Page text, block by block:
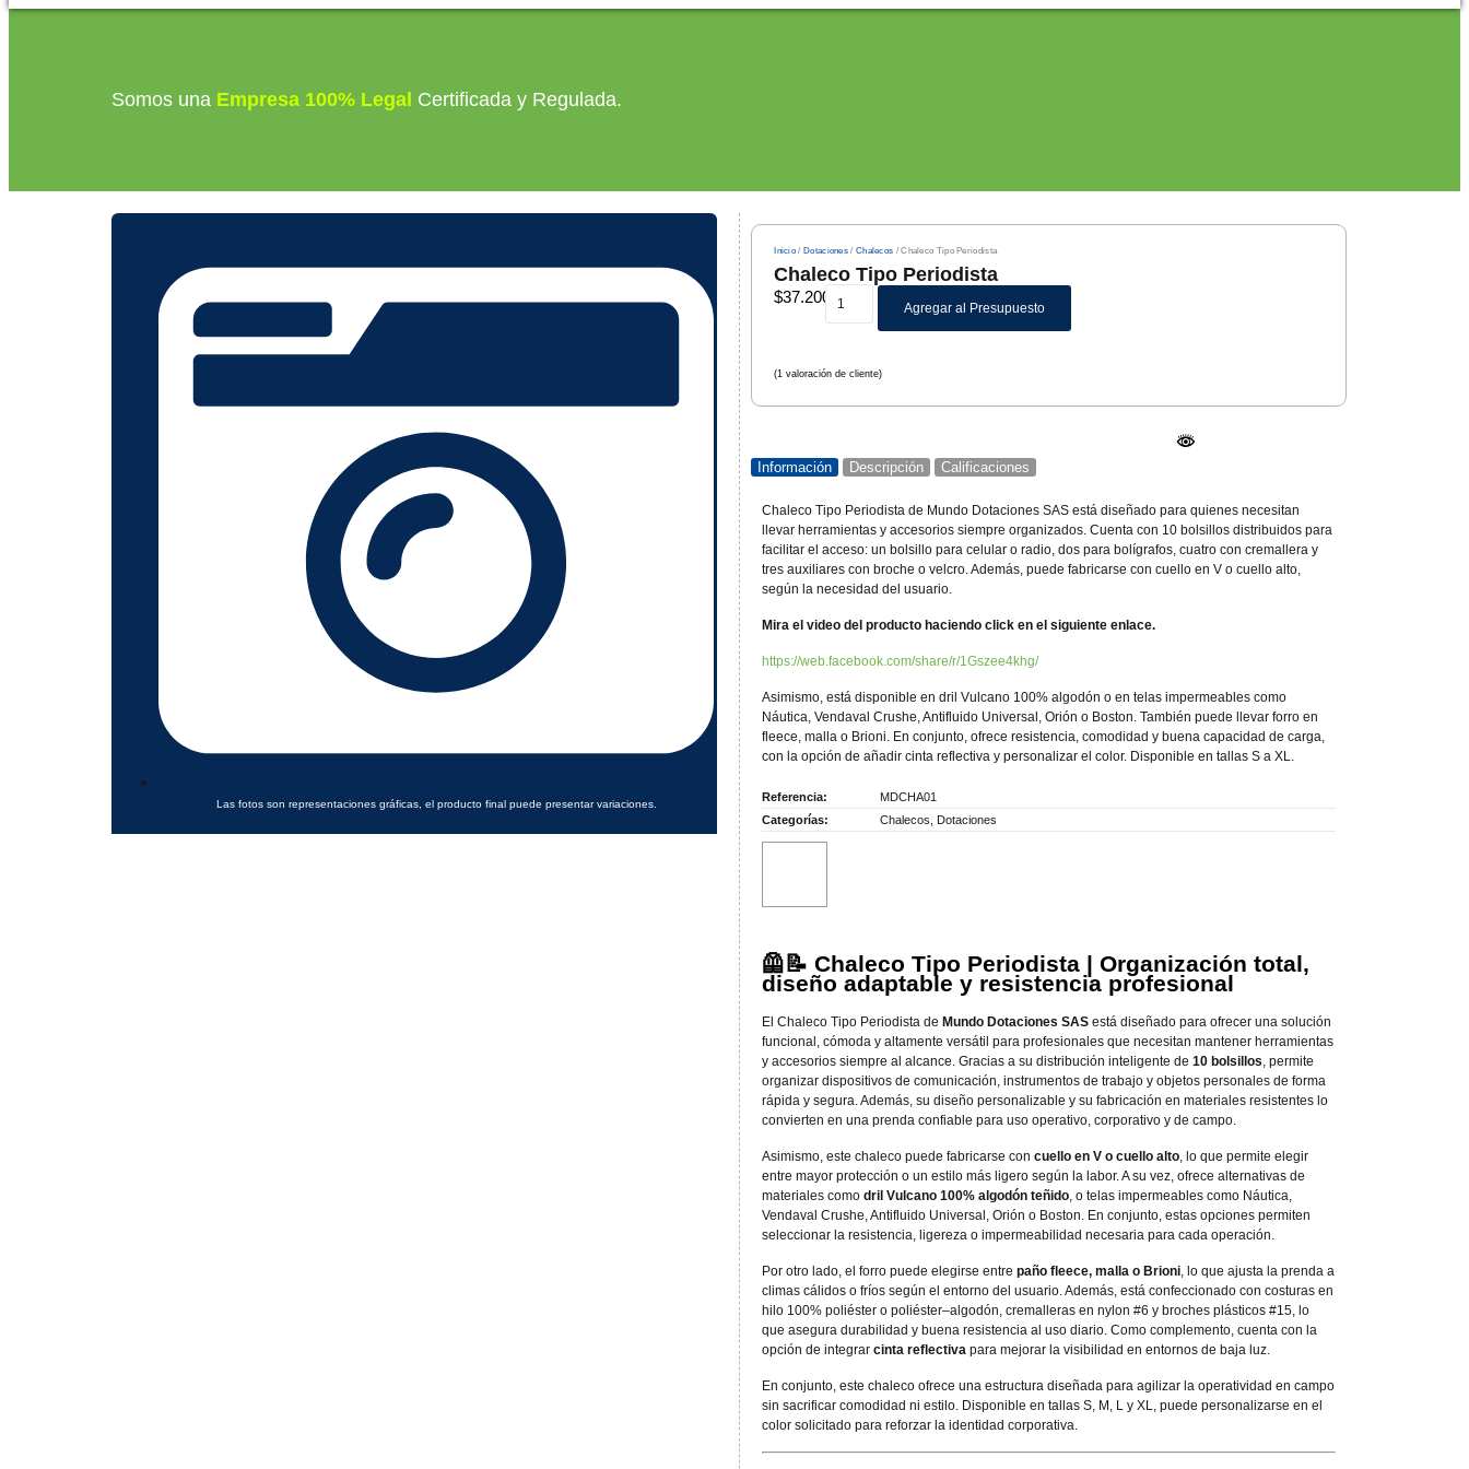
Somos una Empresa 100% Legal Certificada y Regulada.
Las fotos son representaciones gráficas, el producto final puede presentar variaciones.
Inicio /Dotaciones / Chalecos / Chaleco Tipo Periodista
Chaleco Tipo Periodista
$37.200
Agregar al Presupuesto
(1 valoración de cliente)
Información Descripción Calificaciones
Chaleco Tipo Periodista de Mundo Dotaciones SAS está diseñado para quienes necesitan
llevar herramientas y accesorios siempre organizados. Cuenta con 10 bolsillos distribuidos para
facilitar el acceso: un bolsillo para celular o radio, dos para bolígrafos, cuatro con cremallera y
tres auxiliares con broche o velcro. Además, puede fabricarse con cuello en V o cuello alto,
según la necesidad del usuario.
Mira el video del producto haciendo click en el siguiente enlace.
https://web.facebook.com/share/r/1Gszee4khg/
Asimismo, está disponible en dril Vulcano 100% algodón o en telas impermeables como
Náutica, Vendaval Crushe, Antifluido Universal, Orión o Boston. También puede llevar forro en
fleece, malla o Brioni. En conjunto, ofrece resistencia, comodidad y buena capacidad de carga,
con la opción de añadir cinta reflectiva y personalizar el color. Disponible en tallas S a XL.
Referencia:
MDCHA01
Categorías:
Chalecos Dotaciones
🦺📝 Chaleco Tipo Periodista | Organización total,
diseño adaptable y resistencia profesional
El Chaleco Tipo Periodista de Mundo Dotaciones SAS está diseñado para ofrecer una solución
funcional, cómoda y altamente versátil para profesionales que necesitan mantener herramientas
y accesorios siempre al alcance. Gracias a su distribución inteligente de10 bolsillos, permite
organizar dispositivos de comunicación, instrumentos de trabajo y objetos personales de forma
rápida y segura. Además, su diseño personalizable y su fabricación en materiales resistentes lo
convierten en una prenda confiable para uso operativo, corporativo y de campo.
Asimismo, este chaleco puede fabricarse concuello en V o cuello alto, lo que permite elegir
entre mayor protección o un estilo más ligero según la labor. A su vez, ofrece alternativas de
materiales comodril Vulcano 100% algodón teñido, o telas impermeables como Náutica,
Vendaval Crushe, Antifluido Universal, Orión o Boston. En conjunto, estas opciones permiten
seleccionar la resistencia, ligereza o impermeabilidad necesaria para cada operación.
Por otro lado, el forro puede elegirse entrepaño fleece, malla o Brioni, lo que ajusta la prenda a
climas cálidos o fríos según el entorno del usuario. Además, está confeccionado con costuras en
hilo 100% poliéster o poliéster–algodón, cremalleras en nylon #6 y broches plásticos #15, lo
que asegura durabilidad y buena resistencia al uso diario. Como complemento, cuenta con la
opción de integrarcinta reflectiva para mejorar la visibilidad en entornos de baja luz.
En conjunto, este chaleco ofrece una estructura diseñada para agilizar la operatividad en campo
sin sacrificar comodidad ni estilo. Disponible en tallas S, M, L y XL, puede personalizarse en el
color solicitado para reforzar la identidad corporativa.